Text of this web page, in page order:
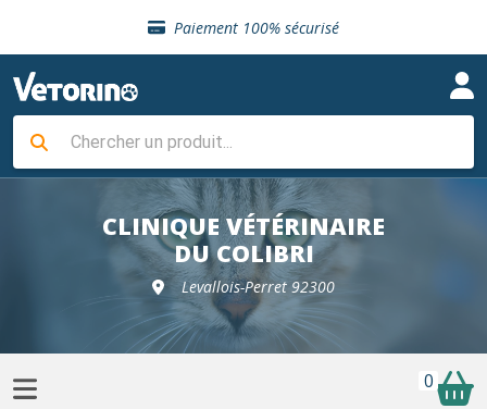
Paiement 100% sécurisé
Livraison gratuite en clinique vétérinaire
Sélection de croquettes vétérinaire
Livraison gratuite en clinique vétérinaire
Retour gratuit en clinique
Sélection de croquettes vétérinaire
CLINIQUE VÉTÉRINAIRE
DU COLIBRI
Levallois-Perret 92300
0